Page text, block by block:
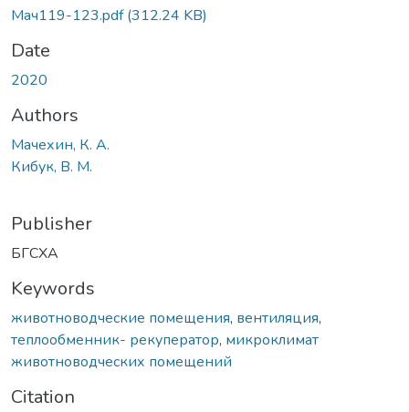
Мач119-123.pdf(312.24 KB)
Date
2020
Authors
Мачехин, К. А.
Кибук, В. М.
Publisher
БГСХА
Keywords
животноводческие помещения, вентиляция,
теплообменник- рекуператор, микроклимат
животноводческих помещений
Citation